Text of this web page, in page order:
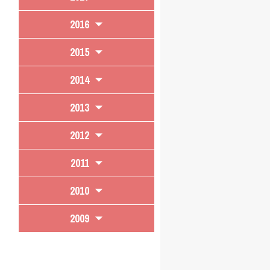
2016
2015
2014
2013
2012
2011
2010
2009